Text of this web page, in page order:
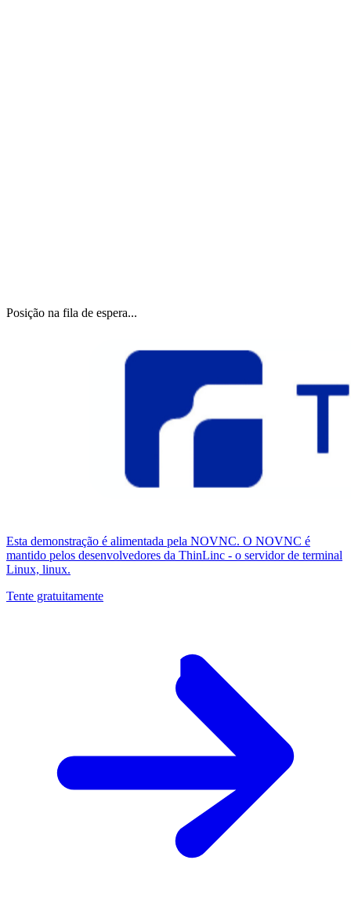
Posição na fila de espera...
Esta demonstração é alimentada pela NOVNC. O NOVNC é
mantido pelos desenvolvedores da ThinLinc - o servidor de terminal
Linux, linux.
Tente gratuitamente